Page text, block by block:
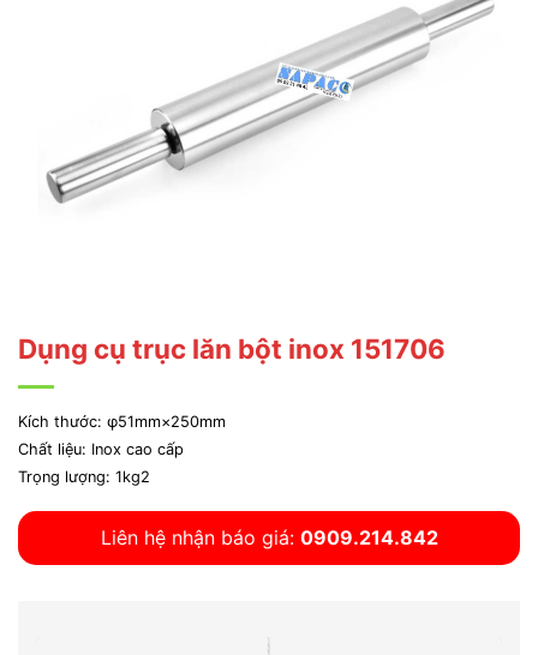
Dụng cụ trục lăn bột inox 151706
Kích thước: φ51mm×250mm
Chất liệu: Inox cao cấp
Trọng lượng: 1kg2
Liên hệ nhận báo giá: 0909.214.842